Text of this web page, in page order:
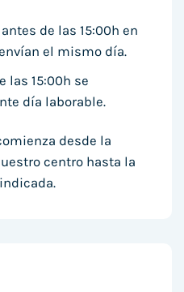
de las 15:00h en
el mismo día.
las 15:00h se
día laborable.
desde la
centro hasta la